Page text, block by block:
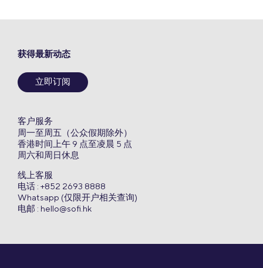
获得最新动态
立即订阅
客户服务
周一至周五（公众假期除外）
香港时间上午 9 点至凌晨 5 点
周六和周日休息
线上客服
电话 : +852 2693 8888
Whatsapp (仅限开户相关查询)
电邮 : hello@sofi.hk